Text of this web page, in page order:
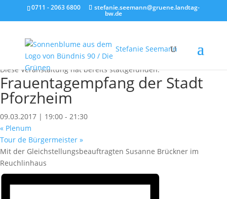
0711 - 2063 6800 stefanie.seemann@gruene.landtag-
bw.de
Stefanie Seemann
« Alle Veranstaltungen
Diese Veranstaltung hat bereits stattgefunden.
Frauentagempfang der Stadt
Pforzheim
09.03.2017 | 19:00 - 21:30
« Plenum
Tour de Bürgermeister »
Mit der Gleichstellungsbeauftragten Susanne Brückner im
Reuchlinhaus